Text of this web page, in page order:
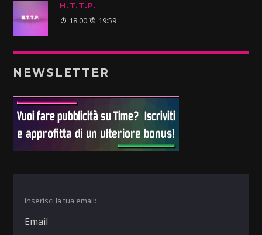
H.T.T.P.
18:00 19:59
NEWSLETTER
Inserisci la tua email: